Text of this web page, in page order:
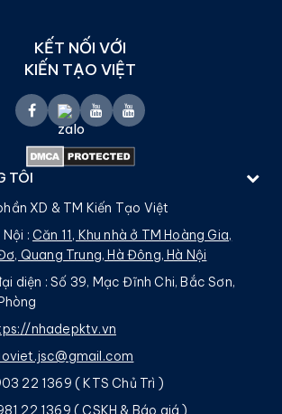
KẾT NỐI VỚI
KIẾN TẠO VIỆT
TÔI
XD & TM Kiến Tạo Việt
: Căn 11, Khu nhà ở TM Hoàng Gia,
Quang Trung, Hà Đông, Hà Nội
diện : Số 39, Mạc Đĩnh Chi, Bắc Sơn,
nhadepktv.vn
22 1369 ( KTS Chủ Trì )
22 1369 ( CSKH & Báo giá )